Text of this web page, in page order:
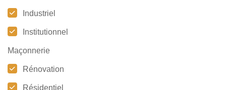
Industriel
Institutionnel
Maçonnerie
Rénovation
Résidentiel